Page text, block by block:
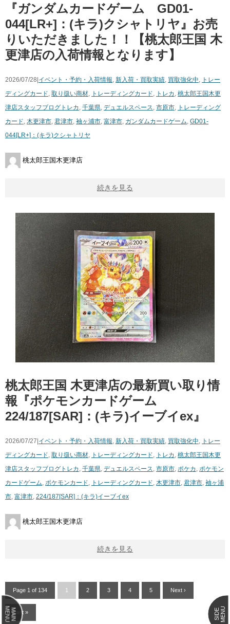
『ガンダムカードゲーム GD01-
044[LR+]：(キラ)クシャトリヤ』お売
りいただきました！！【桃太郎王国 木
更津店の入荷情報となります】
2026/07/28| イベント・予約・入荷情報, 新入荷・買取実績, 買取強化中, トレー
ディングカード, 取り扱い商材, トレーディングカード, トレカ , 桃太郎王国木更
津店スタッフブログ トレカ , 千葉県, デュエルスペース, 市原市, トレーディング
カード, 木更津市, 君津市, 袖ヶ浦市, 富津市, ガンダムカードゲーム, GD01-
044[LR+]：(キラ)クシャトリヤ
桃太郎王国木更津店
続きを見る
桃太郎王国 木更津店の最新買い取り情
報『ポケモンカードゲーム
224/187[SAR]：(キラ)イーブイex』
2026/07/27| イベント・予約・入荷情報, 新入荷・買取実績, 買取強化中, トレー
ディングカード, 取り扱い商材, トレーディングカード, トレカ , 桃太郎王国木更
津店スタッフブログ トレカ , 千葉県, デュエルスペース, 市原市, ポケカ , ポケモン
カードゲーム, ポケモンカード, トレーディングカード, 木更津市, 君津市, 袖ヶ浦
市, 富津市, 224/187[SAR]：(キラ)イーブイex
桃太郎王国木更津店
続きを見る
Page 1 of 134 1 2 3 4 5 Next ›
Last »
MAIN
MENU SIDEMENU